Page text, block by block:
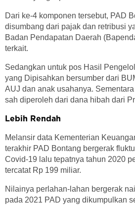
Dari ke-4 komponen tersebut, PAD
disumbang dari pajak dan retribusi
Badan Pendapatan Daerah
terkait.
Sedangkan untuk pos Hasil
yang Dipisahkan bersumber dari
AUJ dan anak usahanya.
sah diperoleh dari dana hibah dari
Lebih Rendah
Melansir data Kementerian
terakhir PAD Bontang bergerak
Covid-19 lalu tepatnya tahun 2020
tercatat Rp 199 miliar.
Nilainya perlahan-lahan bergerak
pada 2021 PAD yang dikumpulkan